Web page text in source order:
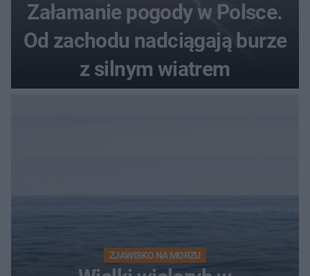
Załamanie pogody w Polsce.
Od zachodu nadciągają burze
z silnym wiatrem
ZJAWISKO NA MORZU